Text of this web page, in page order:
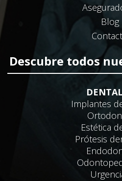
Blog
Descubre todos
Implantes
Estética
Prótesis